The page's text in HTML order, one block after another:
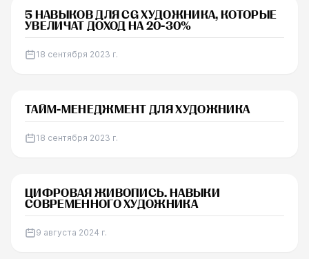
5 НАВЫКОВ ДЛЯ CG ХУДОЖНИКА, КОТОРЫЕ
УВЕЛИЧАТ ДОХОД НА 20-30%
18 сентября 2023 г.
ТАЙМ-МЕНЕДЖМЕНТ ДЛЯ ХУДОЖНИКА
18 сентября 2023 г.
ЦИФРОВАЯ ЖИВОПИСЬ. НАВЫКИ
СОВРЕМЕННОГО ХУДОЖНИКА
9 августа 2024 г.